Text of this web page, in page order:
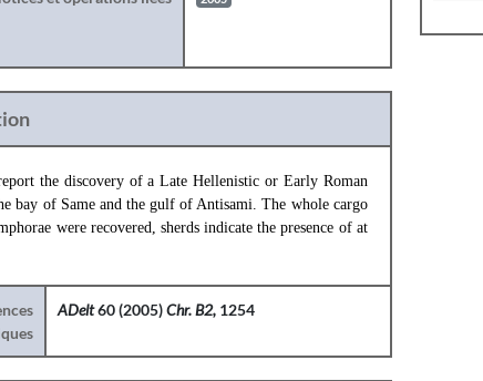
the discovery of a Late Hellenistic or Early Roman
bay of Same and the gulf of Antisami. The whole cargo
were recovered, sherds indicate the presence of at
ADelt60 (2005)Chr. B2, 1254